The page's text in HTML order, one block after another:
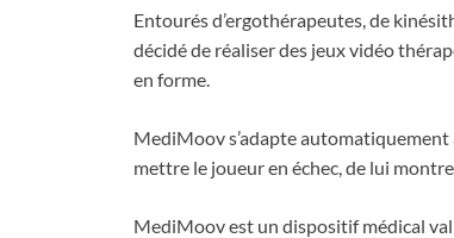
Entourés d’ergothérapeutes, de
décidé de réaliser des jeux vidéo
en forme.
MediMoov s’adapte
mettre le joueur en échec, de lui
MediMoov est un dispositif médical